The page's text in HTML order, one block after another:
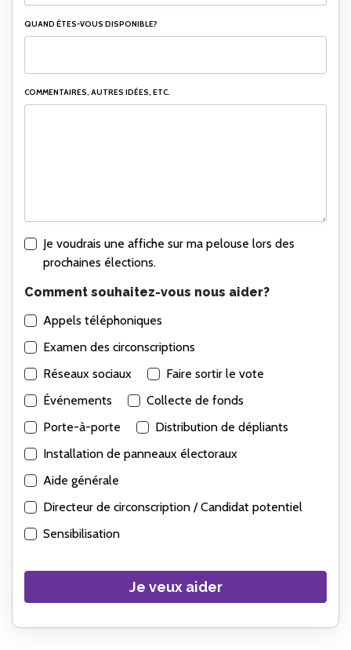
QUAND ÊTES-VOUS DISPONIBLE?
COMMENTAIRES, AUTRES IDÉES, ETC.
Je voudrais une affiche sur ma pelouse lors des
prochaines élections.
Comment souhaitez-vous nous aider?
Appels téléphoniques
Examen des circonscriptions
Réseaux sociaux
Faire sortir le vote
Événements
Collecte de fonds
Porte-à-porte
Distribution de dépliants
Installation de panneaux électoraux
Aide générale
Directeur de circonscription / Candidat potentiel
Sensibilisation